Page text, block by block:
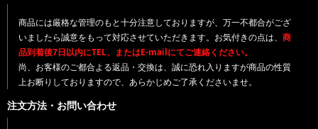
商品には厳格な管理のもと十分注意しておりますが、万一不都合がござ
いましたら誠意をもって対応させていただきます。お気付きの点は、 商
品到着後7日以内にTEL、またはE-mailにてご連絡ください。
尚、お客様のご都合よる返品・交換は、誠に恐れ入りますが商品の性質
上お断りしておりますので、あらかじめご了承くださいませ。
注文方法・お問い合わせ